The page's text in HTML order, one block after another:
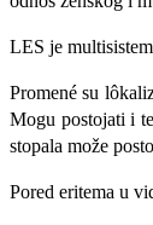
LES je
Promené su
Mogu postojati i
stopala može
Pored eritema u